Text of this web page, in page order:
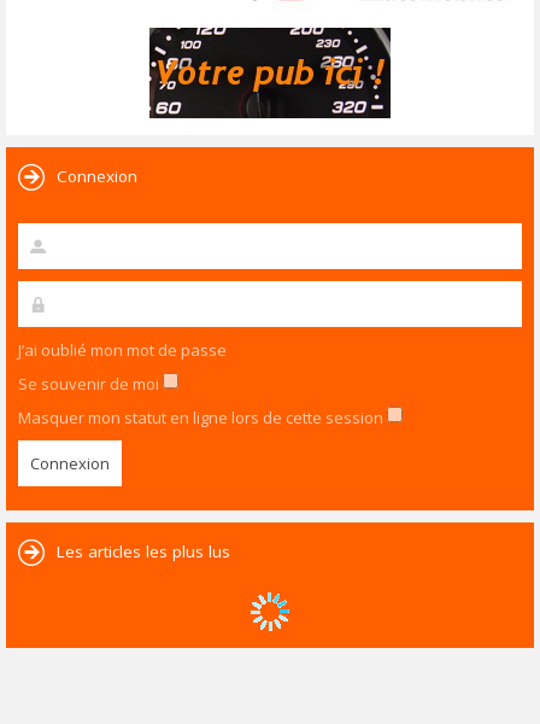
Connexion
J’ai oublié mon mot de passe
Se souvenir de moi
Masquer mon statut en ligne lors de cette session
Les articles les plus lus